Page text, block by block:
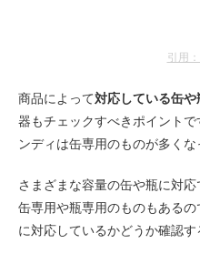
引用
商品によって対応している缶や
器もチェックすべきポイント
ンディは缶専用のものが多くな
さまざまな容量の缶や瓶に対
缶専用や瓶専用のものもある
に対応しているかどうか確認す